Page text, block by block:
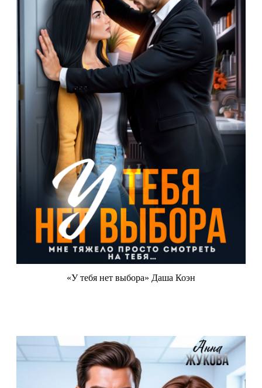
«У тебя нет выбора» Даша Коэн